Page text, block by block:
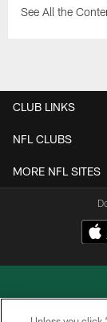
See All the
CLUB LINKS
NFL CLUBS
MORE NFL SITES